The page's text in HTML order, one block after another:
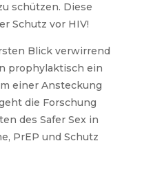
schützen. Diese
Schutz vor HIV!
Blick verwirrend
prophylaktisch ein
einer Ansteckung
die Forschung
des Safer Sex in
PrEP und Schutz